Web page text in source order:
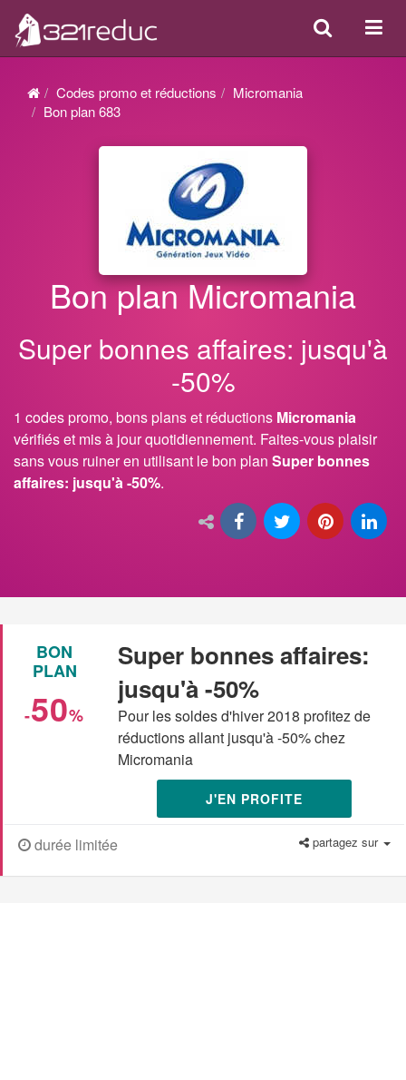
ou
Search
Codes promo et réductions
Micromania
Bon plan 683
Bon plan Micromania
Super bonnes affaires: jusqu'à
-50%
1 codes promo, bons plans et réductions Micromania
vérifiés et mis à jour quotidiennement. Faites-vous plaisir
sans vous ruiner en utilisant le bon plan Super bonnes
affaires: jusqu'à -50%.
BON
PLAN
-50%
Super bonnes affaires:
jusqu'à -50%
Pour les soldes d'hiver 2018 profitez de
réductions allant jusqu'à -50% chez
Micromania
J'EN PROFITE
durée limitée partagez sur